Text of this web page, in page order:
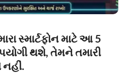
સ્માર્ટફોન માટે આ 5
થશે, તેમને તમારી
નહીં.